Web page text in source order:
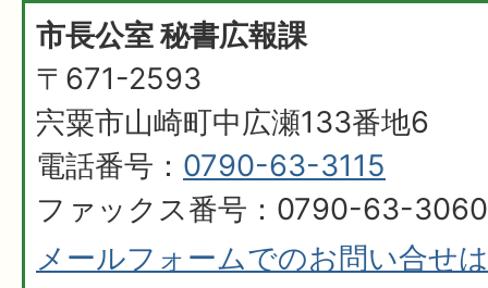
市長公室 秘書広報課
〒671-2593
宍粟市山崎町中広瀬133番地6
電話番号： 0790-63-3115
ファックス番号：0790-63-3060
メールフォームでのお問い合せ